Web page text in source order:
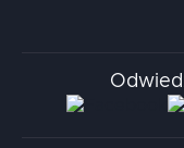
Aidapta
AI & NLP Day